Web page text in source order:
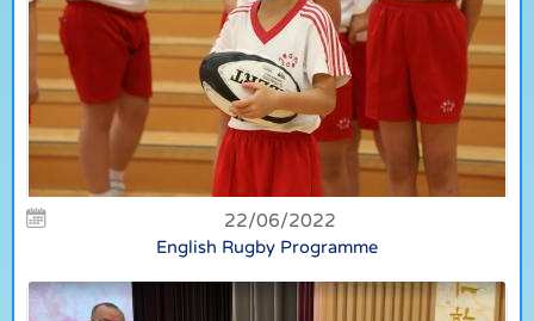
22/06/2022
English Rugby Programme